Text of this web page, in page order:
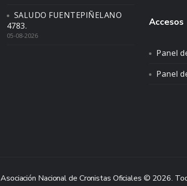
SALUDO FUENTEPIÑELANO
4783.
05-08-2026
Accesos
Panel
Panel
Asociación Nacional de Cronistas Oficiales © 2026.